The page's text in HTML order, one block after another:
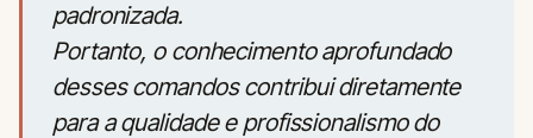
padronizada.
Portanto, o conhecimento aprofundado
desses comandos contribui diretamente
para a qualidade e profissionalismo do